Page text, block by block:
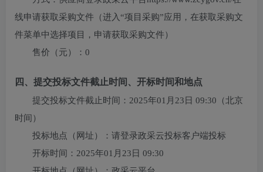
线申请获取采购文件（进入“项目采购”应用，在获取采购文
件菜单中选择项目，申请获取采购文件）
售价（元）： 0
四、提交投标文件截止时间、开标时间和地点
提交投标文件截止时间： 2025年01月23日 09:30 （北京
时间）
投标地点（网址）： 请登录政采云投标客户端投标
开标时间： 2025年01月23日 09:30